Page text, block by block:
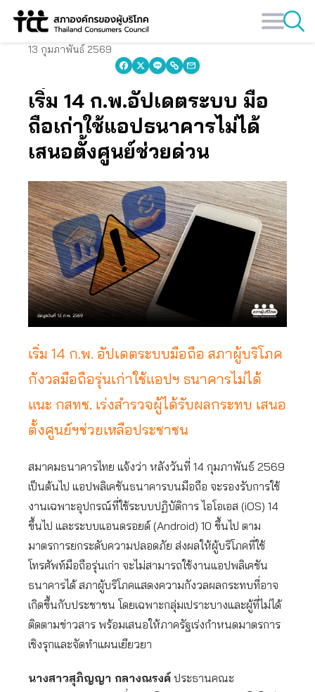
Skip
13 กุมภาพันธ์ 2569
เริ่ม 14 ก.พ.อัปเดตระบบ มือ
ถือเก่าใช้แอปธนาคารไม่ได้
เสนอตั้งศูนย์ช่วยด่วน
เริ่ม 14 ก.พ. อัปเดตระบบมือถือ สภาผู้บริโภค
กังวลมือถือรุ่นเก่าใช้แอปฯ ธนาคารไม่ได้
แนะ กสทช. เร่งสำรวจผู้ได้รับผลกระทบ เสนอ
ตั้งศูนย์ฯช่วยเหลือประชาชน
สมาคมธนาคารไทย แจ้งว่า หลังวันที่ 14 กุมภาพันธ์ 2569
เป็นต้นไป แอปพลิเคชันธนาคารบนมือถือ จะรองรับการใช้
งานเฉพาะอุปกรณ์ที่ใช้ระบบปฏิบัติการ ไอโอเอส (iOS) 14
ขึ้นไป และระบบแอนดรอยด์ (Android) 10 ขึ้นไป ตาม
มาตรการยกระดับความปลอดภัย ส่งผลให้ผู้บริโภคที่ใช้
โทรศัพท์มือถือรุ่นเก่า จะไม่สามารถใช้งานแอปพลิเคชัน
ธนาคารได้ สภาผู้บริโภคแสดงความกังวลผลกระทบที่อาจ
เกิดขึ้นกับประชาชน โดยเฉพาะกลุ่มเปราะบางและผู้ที่ไม่ได้
ติดตามข่าวสาร พร้อมเสนอให้ภาครัฐเร่งกำหนดมาตรการ
เชิงรุกและจัดทำแผนเยียวยา
นางสาวสุภิญญา กลางณรงค์ ประธานคณะ